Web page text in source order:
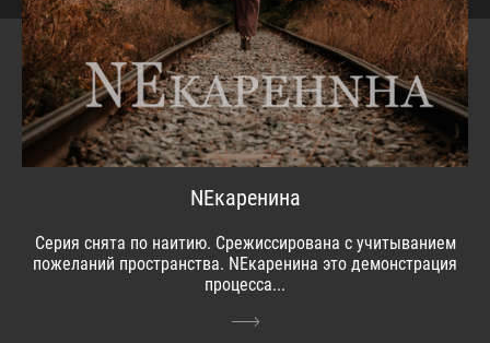
NЕкаренина
Серия снята по наитию. Срежиссирована с учитыванием
пожеланий пространства. NEкаренина это демонстрация
процесса...